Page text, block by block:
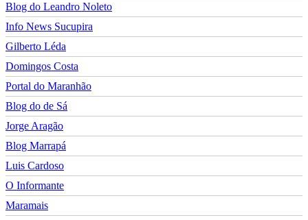
Blog do Leandro Noleto
Info News Sucupira
Gilberto Léda
Domingos Costa
Portal do Maranhão
Blog do de Sá
Jorge Aragão
Blog Marrapá
Luis Cardoso
O Informante
Maramais